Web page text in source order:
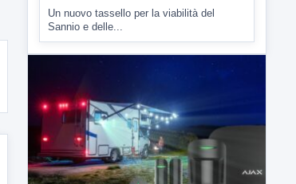
ATTUALITÀ
Inaugurato il nuovo tratto della
SS212 Variante Fortorina
Sannio e delle...